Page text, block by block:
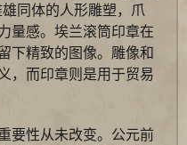
同体的人形雕塑，爪
量感。埃兰滚筒印章在
下精致的图像。雕像和
，而印章则是用于贸易
要性从未改变。公元前